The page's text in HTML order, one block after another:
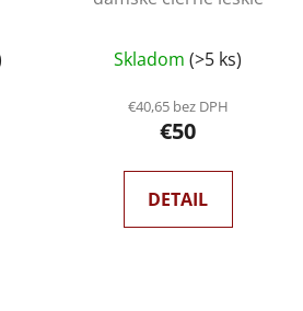
hodnotenie
produktu
je
z
Skladom (>5 ks)
€40,65 bez DPH
€50
DETAIL